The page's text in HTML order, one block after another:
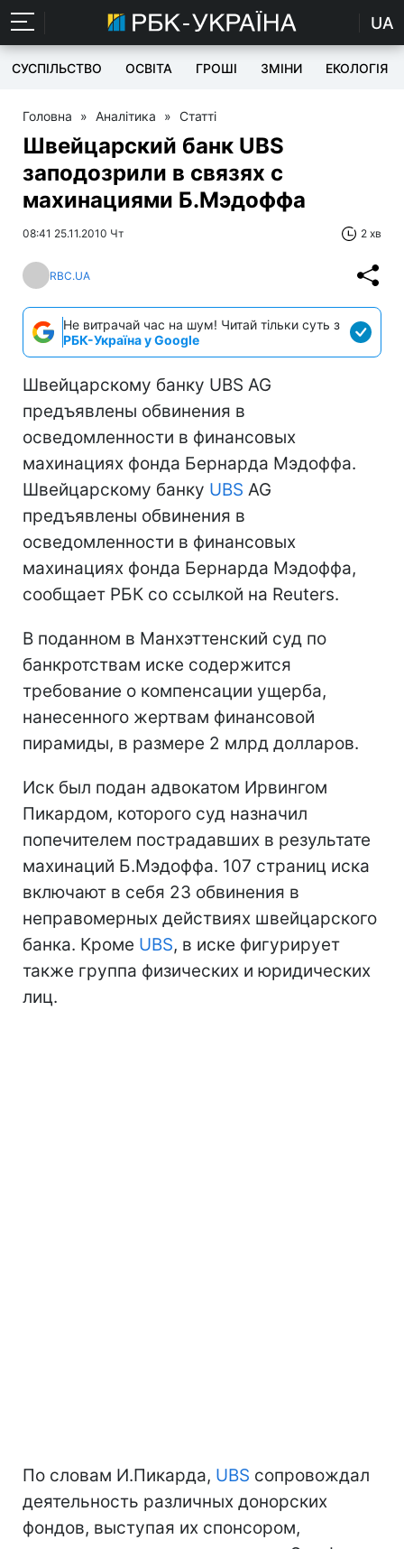
UA
СУСПІЛЬСТВО ОСВІТА ГРОШІ ЗМІНИ ЕКОЛОГІЯ
Головна » Аналітика » Статті
Швейцарский банк UBS
заподозрили в связях с
махинациями Б.Мэдоффа
08:41 25.11.2010 Чт 2 хв
RBC.UA
Не витрачай час на шум! Читай тільки суть з
РБК-Україна у Google
Швейцарскому банку UBS AG
предъявлены обвинения в
осведомленности в финансовых
махинациях фонда Бернарда Мэдоффа.
Швейцарскому банку UBS AG
предъявлены обвинения в
осведомленности в финансовых
махинациях фонда Бернарда Мэдоффа,
сообщает РБК со ссылкой на Reuters.
В поданном в Манхэттенский суд по
банкротствам иске содержится
требование о компенсации ущерба,
нанесенного жертвам финансовой
пирамиды, в размере 2 млрд долларов.
Иск был подан адвокатом Ирвингом
Пикардом, которого суд назначил
попечителем пострадавших в результате
махинаций Б.Мэдоффа. 107 страниц иска
включают в себя 23 обвинения в
неправомерных действиях швейцарского
банка. Кроме UBS, в иске фигурирует
также группа физических и юридических
лиц.
По словам И.Пикарда, UBS сопровождал
деятельность различных донорских
фондов, выступая их спонсором,